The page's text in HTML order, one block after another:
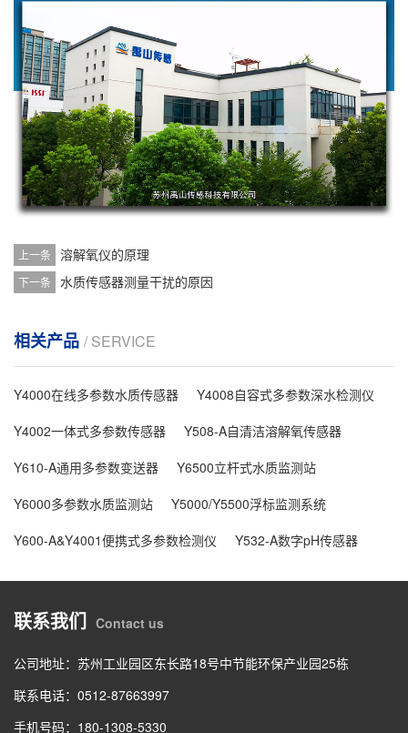
上一条 溶解氧仪的原理
下一条 水质传感器测量干扰的原因
相关产品 / SERVICE
Y4000在线多参数水质传感器
Y4008自容式多参数深水检测仪
Y4002一体式多参数传感器
Y508-A自清洁溶解氧传感器
Y610-A通用多参数变送器
Y6500立杆式水质监测站
Y6000多参数水质监测站
Y5000/Y5500浮标监测系统
Y600-A&Y4001便携式多参数检测仪
Y532-A数字pH传感器
联系我们 Contact us
公司地址：苏州工业园区东长路18号中节能环保产业园25栋
联系电话：0512-87663997
手机号码：180-1308-5330